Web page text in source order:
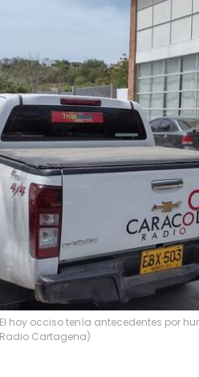
El hoy occiso tenía antecedentes por
Radio Cartagena)